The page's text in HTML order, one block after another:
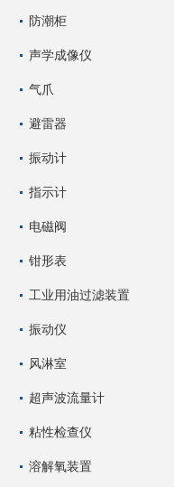
防潮柜
声学成像仪
气爪
避雷器
振动计
指示计
电磁阀
钳形表
工业用油过滤装置
振动仪
风淋室
超声波流量计
粘性检查仪
溶解氧装置